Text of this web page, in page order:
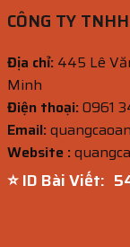
CÔNG TY
Địa chỉ: 445 Lê
Minh
Điện thoại:0961
Email:
Website :
⭐ ID Bài Viết: